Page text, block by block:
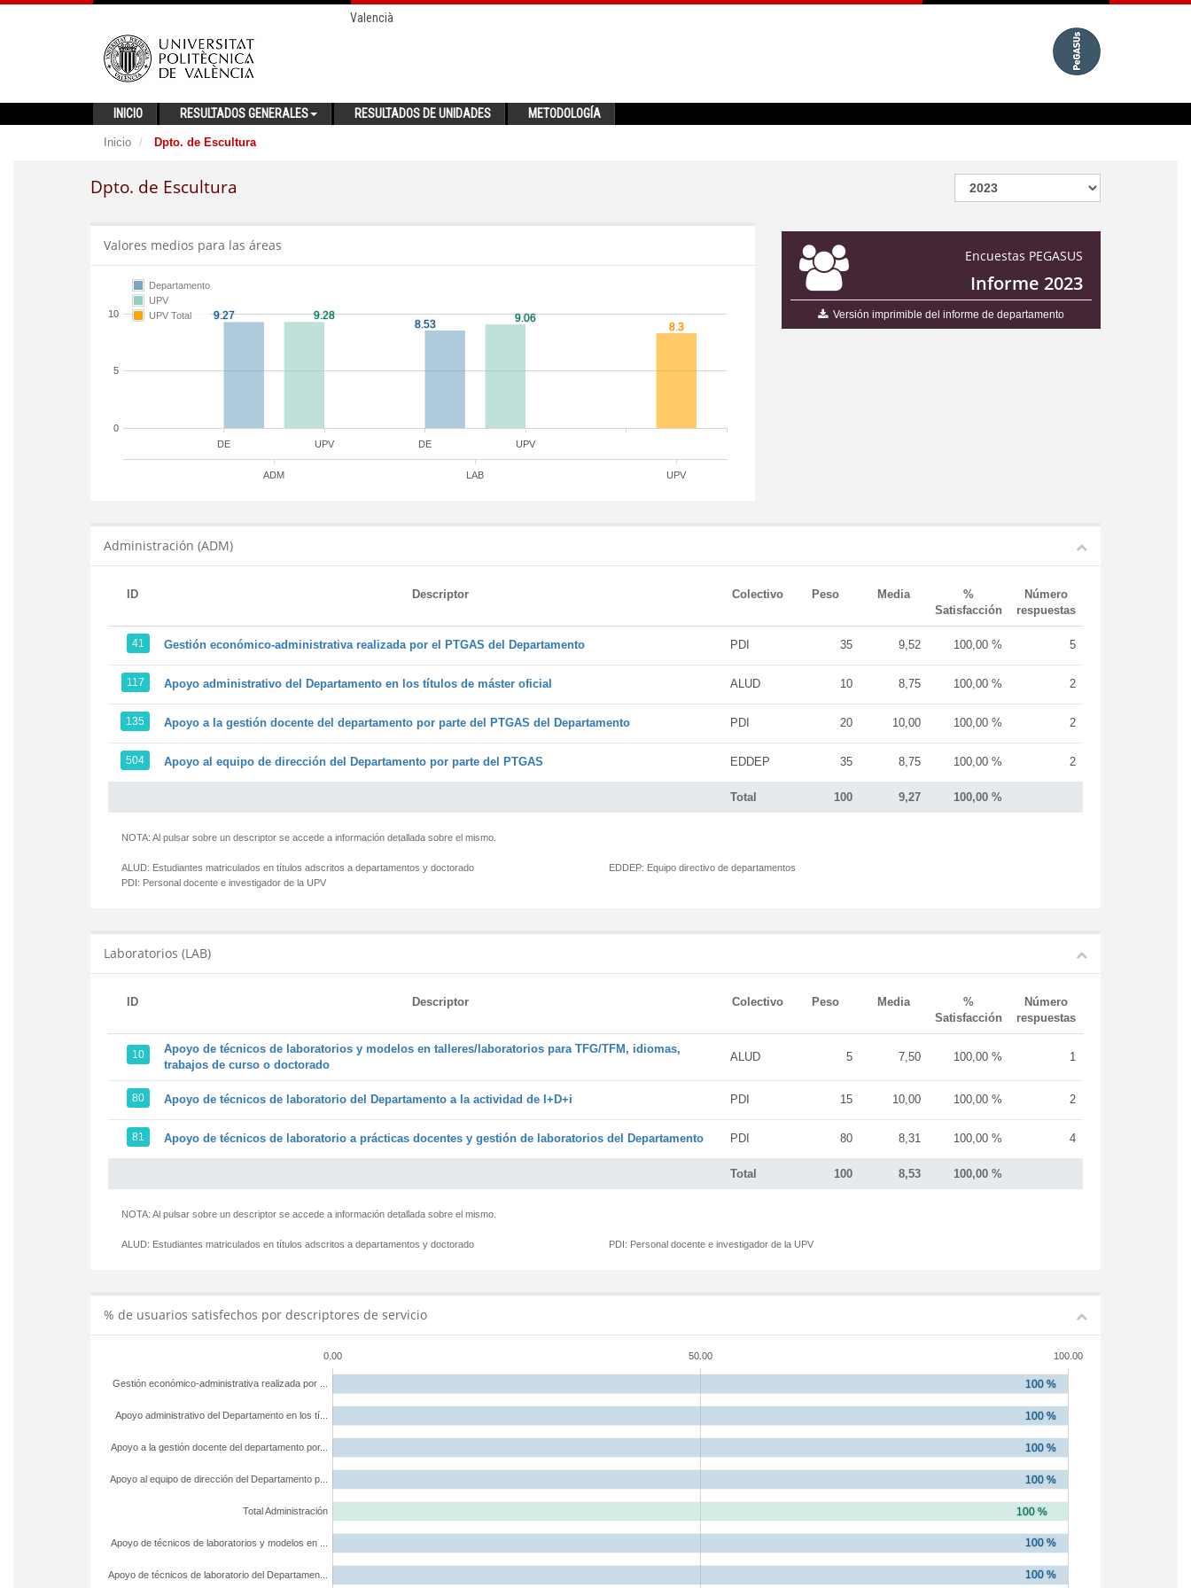
Valencià
INICIO RESULTADOS GENERALES RESULTADOS DE UNIDADES METODOLOGÍA
Inicio Dpto. de Escultura
Dpto. de Escultura
Encuestas PEGASUS
Informe 2023
Versión imprimible del informe de departamento
Valores medios para las áreas
DE DE
UPV UPV
ADM LAB UPV
0
5
10
Departamento
UPV
UPV Total
Administración (ADM)
ID Descriptor Colectivo Peso Media
%
Satisfacción
Número
respuestas
Total 100 9,27 100,00 %
41 Gestión económico-administrativa realizada por el PTGAS del Departamento PDI 35 9,52 100,00 % 5
117 Apoyo administrativo del Departamento en los títulos de máster oficial ALUD 10 8,75 100,00 % 2
135 Apoyo a la gestión docente del departamento por parte del PTGAS del Departamento PDI 20 10,00 100,00 % 2
504 Apoyo al equipo de dirección del Departamento por parte del PTGAS EDDEP 35 8,75 100,00 % 2
NOTA: Al pulsar sobre un descriptor se accede a información detallada sobre el mismo.
ALUD: Estudiantes matriculados en títulos adscritos a departamentos y doctorado
PDI: Personal docente e investigador de la UPV
EDDEP: Equipo directivo de departamentos
Laboratorios (LAB)
ID Descriptor Colectivo Peso Media
%
Satisfacción
Número
respuestas
Total 100 8,53 100,00 %
10
Apoyo de técnicos de laboratorios y modelos en talleres/laboratorios para TFG/TFM, idiomas,
trabajos de curso o doctorado
ALUD 5 7,50 100,00 % 1
80 Apoyo de técnicos de laboratorio del Departamento a la actividad de I+D+i PDI 15 10,00 100,00 % 2
81 Apoyo de técnicos de laboratorio a prácticas docentes y gestión de laboratorios del Departamento PDI 80 8,31 100,00 % 4
NOTA: Al pulsar sobre un descriptor se accede a información detallada sobre el mismo.
ALUD: Estudiantes matriculados en títulos adscritos a departamentos y doctorado PDI: Personal docente e investigador de la UPV
% de usuarios satisfechos por descriptores de servicio
0.00 50.00 100.00
Apoyo de técnicos de laboratorio del Departamen...
Apoyo de técnicos de laboratorios y modelos en ...
Total Administración
Apoyo al equipo de dirección del Departamento p...
Apoyo a la gestión docente del departamento por...
Apoyo administrativo del Departamento en los tí...
Gestión económico-administrativa realizada por ...